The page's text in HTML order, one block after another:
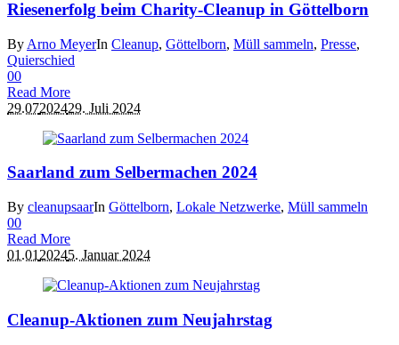
Riesenerfolg beim Charity-Cleanup in Göttelborn
By Arno MeyerIn Cleanup, Göttelborn, Müll sammeln, Presse,
Quierschied
00
Read More
29.07202429. Juli 2024
Saarland zum Selbermachen 2024
By cleanupsaarIn Göttelborn, Lokale Netzwerke, Müll sammeln
00
Read More
01.01 20245. Januar 2024
Cleanup-Aktionen zum Neujahrstag